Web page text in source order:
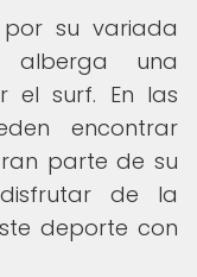
su variada
alberga una
el surf. En las
encontrar
parte de su
de la
deporte con